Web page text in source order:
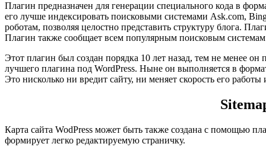
Плагин предназначен для генерации специального кода в
его лучше индексировать поисковыми системами Ask.com,
роботам, позволяя целостно представить структуру блога.
Плагин также сообщает всем популярным поисковым
Этот плагин был создан порядка 10 лет назад, тем не менее он
лучшего плагина под WordPress. Ныне он выполняется в
Это нисколько ни вредит сайту, ни меняет скорость его
Карта сайта WodPress может быть также создана с помощью
формирует легко редактируемую страничку.